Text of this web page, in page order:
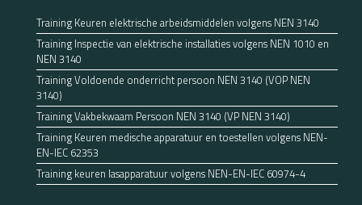
Training Keuren elektrische arbeidsmiddelen volgens NEN 3140
Training Inspectie van elektrische installaties volgens NEN 1010 en
NEN 3140
Training Voldoende onderricht persoon NEN 3140 (VOP NEN
3140)
Training Vakbekwaam Persoon NEN 3140 (VP NEN 3140)
Training Keuren medische apparatuur en toestellen volgens NEN-
EN-IEC 62353
Training keuren lasapparatuur volgens NEN-EN-IEC 60974-4